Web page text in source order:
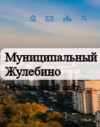
Муниципальный
Жулебино
Официальный сайт